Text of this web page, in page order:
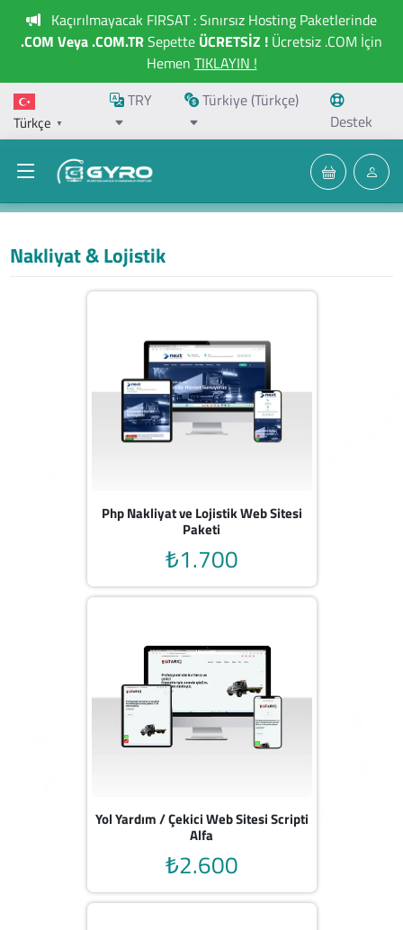
Kaçırılmayacak FIRSAT : Sınırsız Hosting Paketlerinde
.COM Veya .COM.TRSepette ÜCRETSİZ ! Ücretsiz .COM İçin
Hemen TIKLAYIN !
Türkçe ▼
TRY
Türkiye (Türkçe)
Destek
Nakliyat & Lojistik
Php Nakliyat ve Lojistik Web Sitesi
Paketi
₺1.700
Yol Yardım / Çekici Web Sitesi Scripti
Alfa
₺2.600